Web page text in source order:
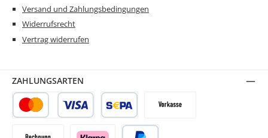
Versand und Zahlungsbedingungen
Widerrufsrecht
Vertrag widerrufen
ZAHLUNGSARTEN
SEPA LastschriftVorkasse